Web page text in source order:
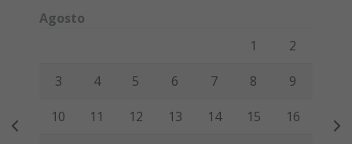
Agosto
Viernes Sábado
1 2
3 4 5 6 7 8 9
10 11 12 13 14 15 16